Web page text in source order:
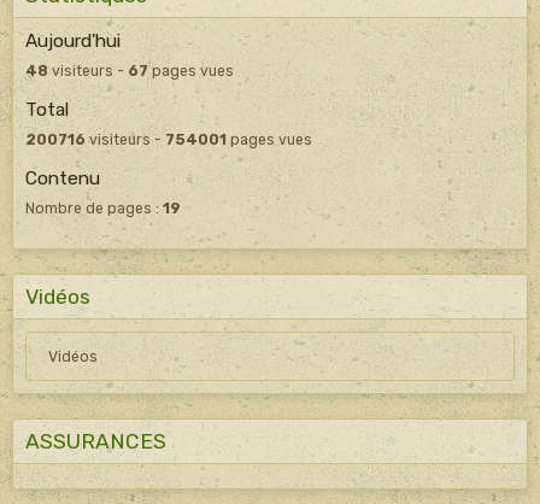
Aujourd'hui
48 visiteurs - 67pages vues
Total
200716 visiteurs - 754001 pages vues
Contenu
Nombre de pages : 19
Vidéos
Vidéos
ASSURANCES